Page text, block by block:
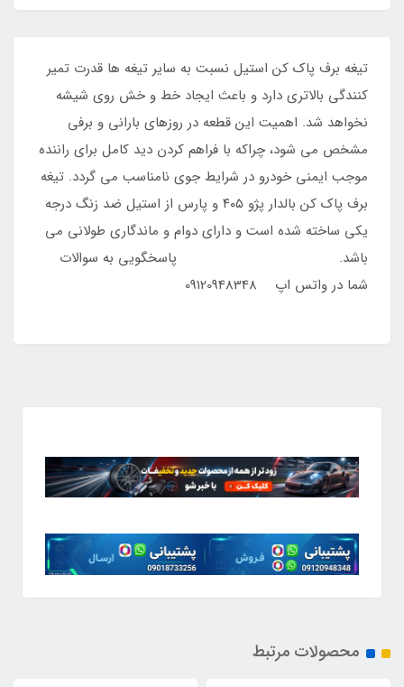
تیغه برف پاک کن استیل نسبت به سایر تیغه ها قدرت تمیر
کنندگی بالاتری دارد و باعث ایجاد خط و خش روی شیشه
نخواهد شد. اهمیت این قطعه در روزهای بارانی و برفی
مشخص می شود، چراکه با فراهم کردن دید کامل برای راننده
موجب ایمنی خودرو در شرایط جوی نامناسب می گردد. تیغه
برف پاک کن بالدار پژو ۴۰۵ و پارس از استیل ضد زنگ درجه
یکی ساخته شده است و دارای دوام و ماندگاری طولانی می
باشد. پاسخگویی به سوالات
محصولات مرتبط